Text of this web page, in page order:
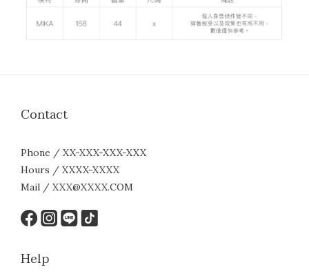
Contact
Phone / XX-XXX-XXX-XXX
Hours / XXXX-XXXX
Mail / XXX@XXXX.COM
Help